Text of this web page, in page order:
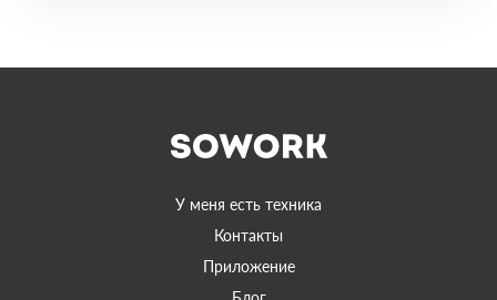
У меня есть техника
Контакты
Приложение